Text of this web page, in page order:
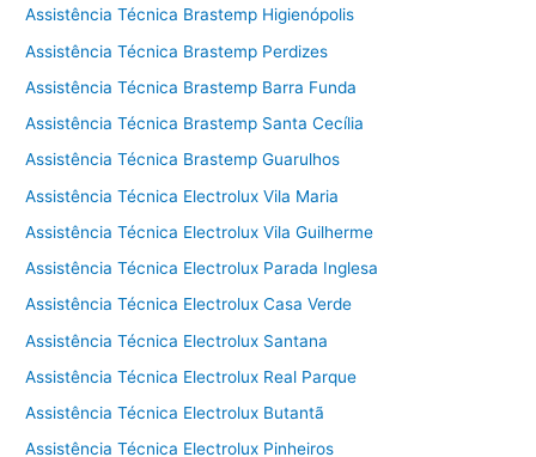
Assistência Técnica Brastemp Higienópolis
Assistência Técnica Brastemp Perdizes
Assistência Técnica Brastemp Barra Funda
Assistência Técnica Brastemp Santa Cecília
Assistência Técnica Brastemp Guarulhos
Assistência Técnica Electrolux Vila Maria
Assistência Técnica Electrolux Vila Guilherme
Assistência Técnica Electrolux Parada Inglesa
Assistência Técnica Electrolux Casa Verde
Assistência Técnica Electrolux Santana
Assistência Técnica Electrolux Real Parque
Assistência Técnica Electrolux Butantã
Assistência Técnica Electrolux Pinheiros